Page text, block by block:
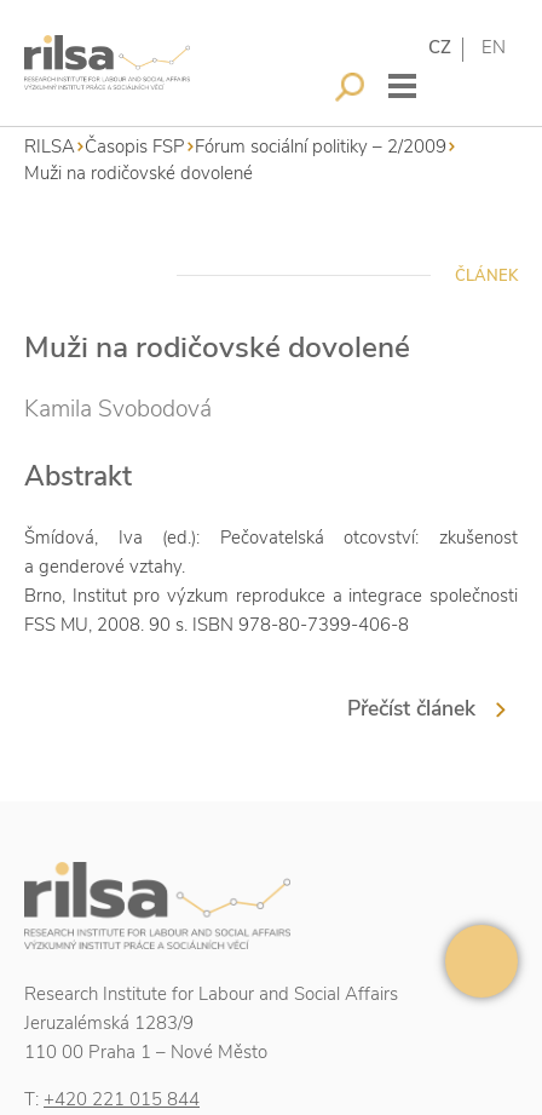
CZ EN
RILSA Časopis FSP Fórum sociální politiky – 2/2009
Muži na rodičovské dovolené
ČLÁNEK
Muži na rodičovské dovolené
Kamila Svobodová
Abstrakt
Šmídová, Iva (ed.): Pečovatelská otcovství: zkušenost
a genderové vztahy.
Brno, Institut pro výzkum reprodukce a integrace společnosti
FSS MU, 2008. 90 s. ISBN 978-80-7399-406-8
Přečíst článek
Research Institute for Labour and Social Affairs
Jeruzalémská 1283/9
110 00 Praha 1 – Nové Město
T: +420 221 015 844